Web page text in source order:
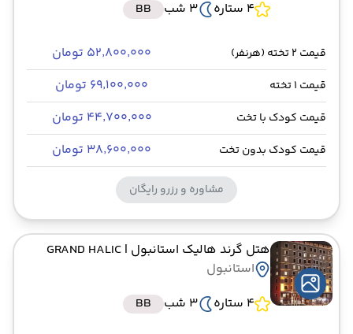
4 ستاره
3 شب BB
قیمت 2 تخته (هرنفر) ۵۲٬۸۰۰٬۰۰۰ تومان
قیمت 1 تخته ۶۹٬۱۰۰٬۰۰۰ تومان
قیمت کودک با تخت ۴۴٬۷۰۰٬۰۰۰ تومان
قیمت کودک بدون تخت ۳۸٬۶۰۰٬۰۰۰ تومان
مشاوره و رزرو رایگان
هتل گرند هالیک استانبول | GRAND HALIC
استانبول
4 ستاره
3 شب BB